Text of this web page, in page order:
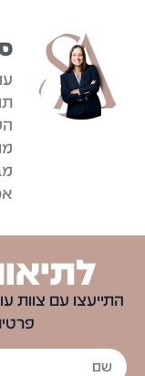
התייעצו עם צוות